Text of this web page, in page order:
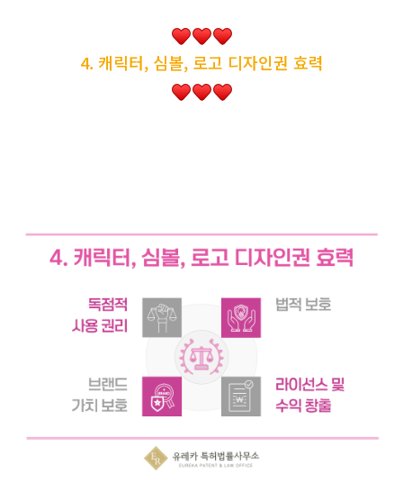
4. 캐릭터, 심볼, 로고 디자인권 효력